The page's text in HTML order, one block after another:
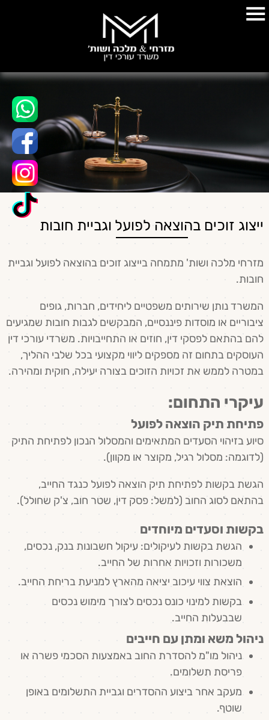
ייצוג זוכים בהוצאה לפועל וגביית חובות
מזרחי מלכה ושות' מתמחה בייצוג זוכים בהוצאה לפועל וגביית
חובות.
המשרד נותן שירותים משפטיים ליחידים, חברות, גופים
ציבוריים או מוסדות פיננסיים, המבקשים לגבות חובות שמגיעים
להם בהתאם לפסקי דין, חוזים או התחייבויות. משרדי עורכי דין
העוסקים בתחום זה מספקים ליווי מקצועי בכל שלבי ההליך,
במטרה לממש את זכויות הזוכים בצורה יעילה, חוקית ומהירה.
עיקרי התחום:
פתיחת תיק הוצאה לפועל
סיוע בזיהוי הסעדים המתאימים והמסלול הנכון לפתיחת התיק
(לדוגמה: מסלול רגיל, מקוצר או מקוון).
הגשת בקשות לפתיחת תיק הוצאה לפועל כנגד החייב,
בהתאם לסוג החוב (למשל: פסק דין, שטר חוב, צ'ק שחולל).
בקשות וסעדים מיוחדים
הגשת בקשות לעיקולים: עיקול חשבונות בנק, נכסים,
משכורות וזכויות אחרות של החייב.
הוצאת צווי עיכוב יציאה מהארץ למניעת בריחת החייב.
בקשות למינוי כונס נכסים לצורך מימוש נכסים
שבבעלות החייב.
ניהול משא ומתן עם חייבים
ניהול מו"מ להסדרת החוב באמצעות הסכמי פשרה או
פריסת תשלומים.
מעקב אחר ביצוע ההסדרים וגביית התשלומים באופן
שוטף.